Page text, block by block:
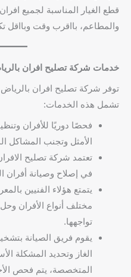
قطع الغيار المناسبة لجميع افران
والمطاعم، بااقرب وقت وبااقل
خدمات شركة تصليح افران
توفر شركة تصليح افران بالرياض
تشمل هذه الخدمات:
فحصًا دوريًا للأفران
الأمثل وتجنب المشاكل
تعتمد شركة تصليح
في إصلاح وصيانة أفران
يتمتع هؤلاء الفنيين
مختلف أنواع الأفران
تواجهها.
يقوم فريق الصيانة
الغاز وتحديد المشكلة
المتخصصة، يتم فحص